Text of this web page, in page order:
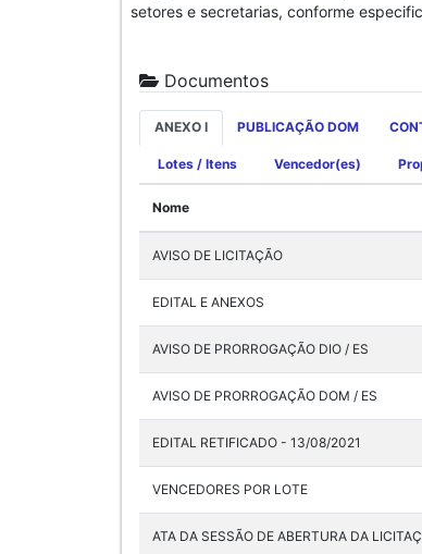
setores e secretarias, conforme
Documentos
ANEXO I PUBLICAÇÃO DOM
Lotes / Itens Vencedor(es)
Nome
AVISO DE LICITAÇÃO
EDITAL E ANEXOS
AVISO DE PRORROGAÇÃO DIO / ES
AVISO DE PRORROGAÇÃO DOM / ES
EDITAL RETIFICADO - 13/08/2021
VENCEDORES POR LOTE
ATA DA SESSÃO DE ABERTURA DA